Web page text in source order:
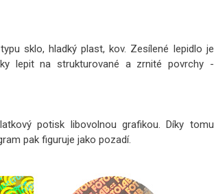
sklo, hladký plast, kov. Zesílené lepidlo je
lepit na strukturované a zrnité povrchy -
potisk libovolnou grafikou. Díky tomu
pak figuruje jako pozadí.